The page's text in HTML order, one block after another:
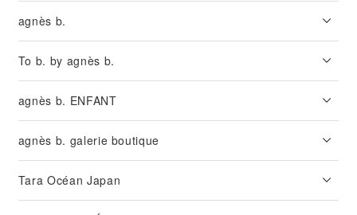
agnès b.
To b. by agnès b.
agnès b. ENFANT
agnès b. galerie boutique
Tara Océan Japan